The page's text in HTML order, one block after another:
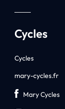
Cycles
Cycles
mary-cycles.fr
Mary Cycles